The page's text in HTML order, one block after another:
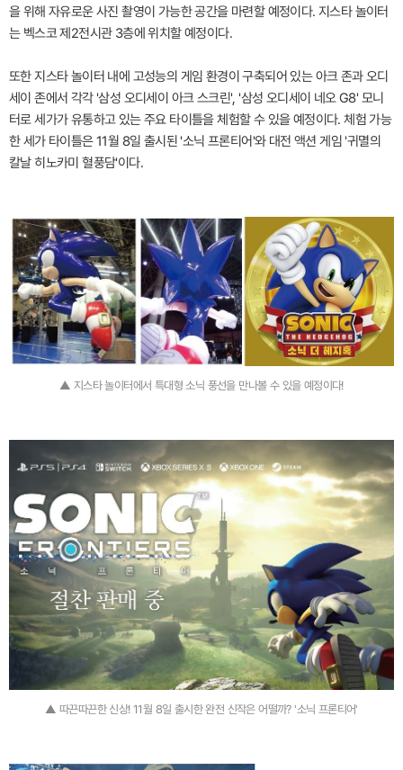
을 위해 자유로운 사진 촬영이 가능한 공간을 마련할 예정이다. 지스타 놀이터
는 벡스코 제2전시관 3층에 위치할 예정이다.
또한 지스타 놀이터 내에 고성능의 게임 환경이 구축되어 있는 아크 존과 오디
세이 존에서 각각 '삼성 오디세이 아크 스크린', '삼성 오디세이 네오 G8' 모니
터로 세가가 유통하고 있는 주요 타이틀을 체험할 수 있을 예정이다. 체험 가능
한 세가 타이틀은 11월 8일 출시된 '소닉 프론티어'와 대전 액션 게임 '귀멸의
칼날 히노카미 혈풍담'이다.
▲ 지스타 놀이터에서 특대형 소닉 풍선을 만나볼 수 있을 예정이다!
▲ 따끈따끈한 신상! 11월 8일 출시한 완전 신작은 어떨까? '소닉 프론티어'